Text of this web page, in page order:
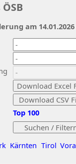
Kärnten Tirol
Top 100
am